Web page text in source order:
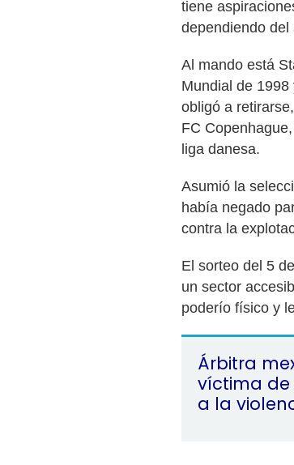
tiene
dependiendo del
Al mando está
Mundial de
obligó a
FC
liga danesa.
Asumió la
había negado
contra la
El sorteo del 5
un sector
poderío físico y
Árbitra
víctima de
a la